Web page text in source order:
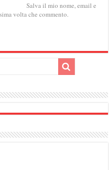
Salva il mio nome, email e
volta che commento.